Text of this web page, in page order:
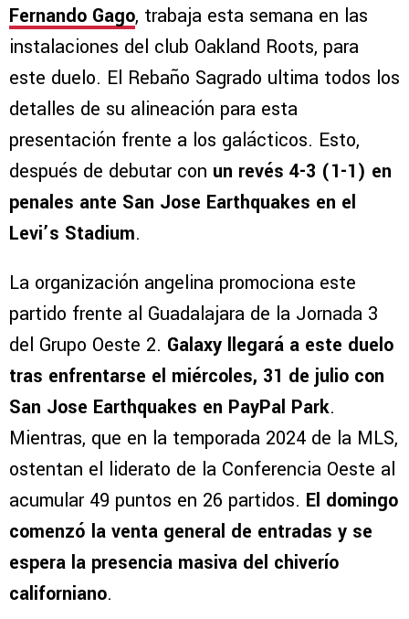
Fernando Gago, trabaja esta semana en las
instalaciones del club Oakland Roots, para
este duelo. El Rebaño Sagrado ultima todos los
detalles de su alineación para esta
presentación frente a los galácticos. Esto,
después de debutar con un revés 4-3 (1-1) en
penales ante San Jose Earthquakes en el
Levi’s Stadium.
La organización angelina promociona este
partido frente al Guadalajara de la Jornada 3
del Grupo Oeste 2. Galaxy llegará a este duelo
tras enfrentarse el miércoles, 31 de julio con
San Jose Earthquakes en PayPal Park.
Mientras, que en la temporada 2024 de la MLS,
ostentan el liderato de la Conferencia Oeste al
acumular 49 puntos en 26 partidos. El domingo
comenzó la venta general de entradas y se
espera la presencia masiva del chiverío
californiano.